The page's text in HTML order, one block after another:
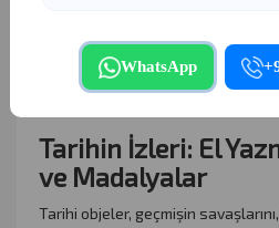
daha eski döneme ait 78lik plak
yabancı tüm plak
Tarihin İzleri: El
ve Madalyalar
Tarihi objeler, geçmişin
WhatsApp